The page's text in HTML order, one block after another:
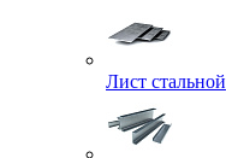
Лист стальной